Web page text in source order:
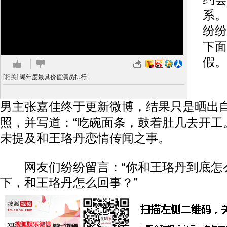
[相关] 曝年度最具价值演员排行..
系
纷
下
假。
男主张嘉佳终于更新微博，结果只是晒出
照，并写道：“吃碗面条，鼓着肚几去开工
未提及和王珞丹恋情传闻之事。
网友们纷纷留言：“你和王珞丹到底怎
下，和王珞丹怎么回事？”